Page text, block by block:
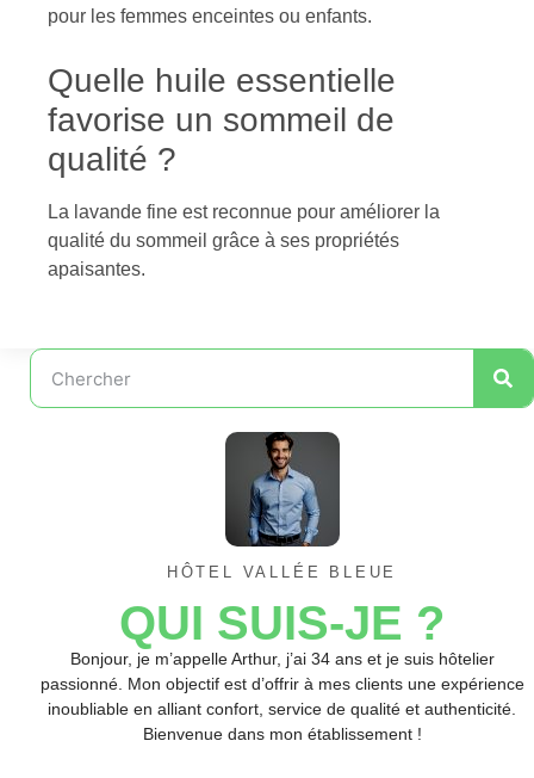
pour les femmes enceintes ou enfants.
Quelle huile essentielle
favorise un sommeil de
qualité ?
La lavande fine est reconnue pour améliorer la
qualité du sommeil grâce à ses propriétés
apaisantes.
HÔTEL VALLÉE BLEUE
QUI SUIS-JE ?
Bonjour, je m’appelle Arthur, j’ai 34 ans et je suis hôtelier
passionné. Mon objectif est d’offrir à mes clients une expérience
inoubliable en alliant confort, service de qualité et authenticité.
Bienvenue dans mon établissement !